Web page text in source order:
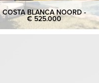
COSTA BLANCA NOORD -
€ 525.000